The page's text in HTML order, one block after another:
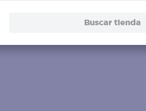
Buscar tienda